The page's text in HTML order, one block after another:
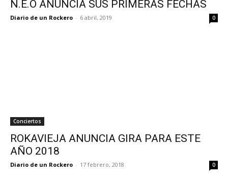
N.E.O ANUNCIA SUS PRIMERAS FECHAS
Diario de un Rockero - 6 abril, 2019 0
Conciertos
ROKAVIEJA ANUNCIA GIRA PARA ESTE
AÑO 2018
Diario de un Rockero - 17 febrero, 2018 0